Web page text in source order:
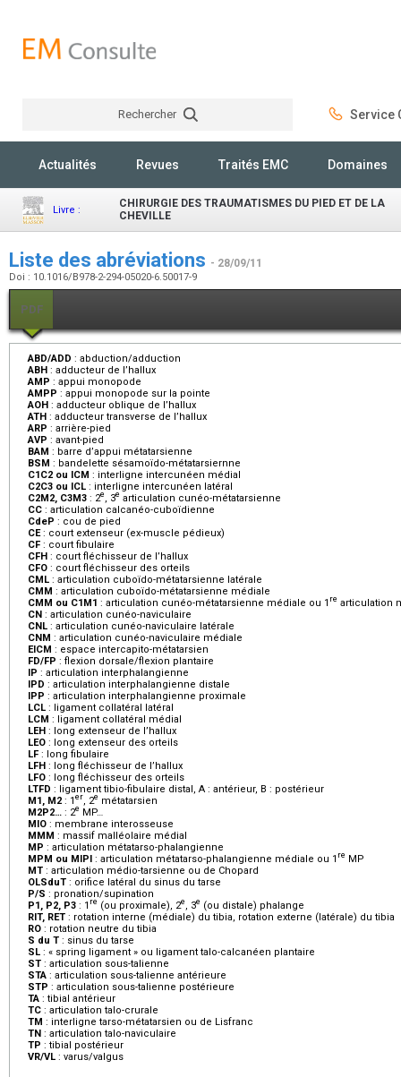
Rechercher Service
Actualités Revues Traités EMC Domaines
Livre :
CHIRURGIE DES TRAUMATISMES DU PIED ET DE LA
CHEVILLE
Liste des abréviations - 28/09/11
Doi : 10.1016/B978-2-294-05020-6.50017-9
PDF
ABD/ADD : abduction/adduction
ABH : adducteur de l’hallux
AMP : appui monopode
AMPP : appui monopode sur la pointe
AOH : adducteur oblique de l’hallux
ATH : adducteur transverse de l’hallux
ARP : arrière-pied
AVP : avant-pied
BAM : barre d’appui métatarsienne
BSM : bandelette sésamoïdo-métatarsiernne
C1C2 ou ICM : interligne intercunéen médial
C2C3 ou ICL : interligne intercunéen latéral
C2M2, C3M3 : 2e , 3e articulation cunéo-métatarsienne
CC : articulation calcanéo-cuboïdienne
CdeP : cou de pied
CE: court extenseur (ex-muscle pédieux)
CF : court fibulaire
CFH : court fléchisseur de l’hallux
CFO : court fléchisseur des orteils
CML : articulation cuboïdo-métatarsienne latérale
CMM : articulation cuboïdo-métatarsienne médiale
CMM ou C1M1 : articulation cunéo-métatarsienne médiale ou 1 re articulation
CN : articulation cunéo-naviculaire
CNL : articulation cunéo-naviculaire latérale
CNM : articulation cunéo-naviculaire médiale
EICM : espace intercapito-métatarsien
FD/FP : flexion dorsale/flexion plantaire
IP : articulation interphalangienne
IPD : articulation interphalangienne distale
IPP : articulation interphalangienne proximale
LCL : ligament collatéral latéral
LCM : ligament collatéral médial
LEH : long extenseur de l’hallux
LEO : long extenseur des orteils
LF : long fibulaire
LFH : long fléchisseur de l’hallux
LFO : long fléchisseur des orteils
LTFD : ligament tibio-fibulaire distal, A : antérieur, B : postérieur
M1, M2 : 1 er, 2e métatarsien
M2P2… : 2e MP…
MIO : membrane interosseuse
MMM : massif malléolaire médial
MP : articulation métatarso-phalangienne
MPM ou MIPI : articulation métatarso-phalangienne médiale ou 1 re MP
MT : articulation médio-tarsienne ou de Chopard
OLSduT : orifice latéral du sinus du tarse
P/S : pronation/supination
P1, P2, P3 : 1 re (ou proximale), 2e , 3e (ou distale) phalange
RIT, RET : rotation interne (médiale) du tibia, rotation externe (latérale) du tibia
RO : rotation neutre du tibia
S du T : sinus du tarse
SL : « spring ligament » ou ligament talo-calcanéen plantaire
ST : articulation sous-talienne
STA : articulation sous-talienne antérieure
STP : articulation sous-talienne postérieure
TA : tibial antérieur
TC : articulation talo-crurale
TM : interligne tarso-métatarsien ou de Lisfranc
TN : articulation talo-naviculaire
TP : tibial postérieur
VR/VL : varus/valgus